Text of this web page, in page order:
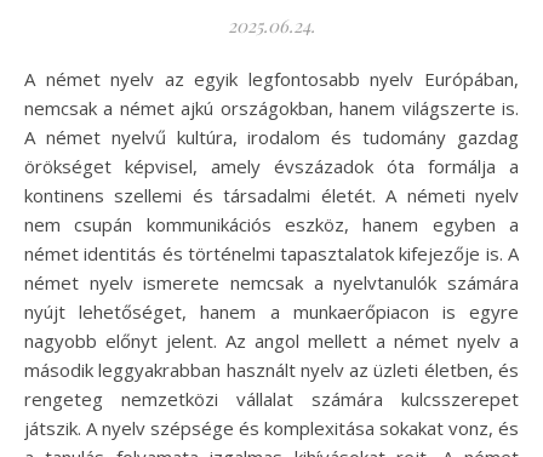
2025.06.24.
A német nyelv az egyik legfontosabb nyelv Európában,
nemcsak a német ajkú országokban, hanem világszerte is.
A német nyelvű kultúra, irodalom és tudomány gazdag
örökséget képvisel, amely évszázadok óta formálja a
kontinens szellemi és társadalmi életét. A németi nyelv
nem csupán kommunikációs eszköz, hanem egyben a
német identitás és történelmi tapasztalatok kifejezője is. A
német nyelv ismerete nemcsak a nyelvtanulók számára
nyújt lehetőséget, hanem a munkaerőpiacon is egyre
nagyobb előnyt jelent. Az angol mellett a német nyelv a
második leggyakrabban használt nyelv az üzleti életben, és
rengeteg nemzetközi vállalat számára kulcsszerepet
játszik. A nyelv szépsége és komplexitása sokakat vonz, és